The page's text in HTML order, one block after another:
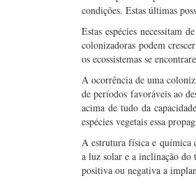
condições. Estas últimas
Estas espécies necessitam
colonizadoras podem
os ecossistemas se
A ocorrência de uma
de períodos favoráveis ao
acima de tudo da
espécies vegetais essa
A estrutura física e química
a luz solar e a inclinação do
positiva ou negativa a